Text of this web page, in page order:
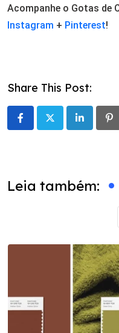
Acompanhe o Gotas de
Instagram + Pinterest!
Share This Post:
LinkedIn
Leia também: